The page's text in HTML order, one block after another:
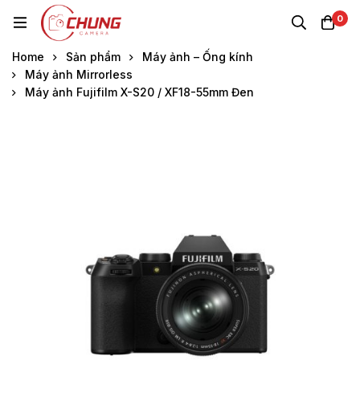
0
Home Sản phẩm
Máy ảnh – Ống kính
Máy ảnh Mirrorless
Máy ảnh Fujifilm X-S20 / XF18-55mm Đen